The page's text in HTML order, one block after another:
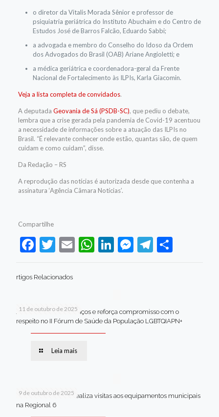
o diretor da Vitalis Morada Sênior e professor de
psiquiatria geriátrica do Instituto Abuchaim e do Centro de
Estudos José de Barros Falcão, Eduardo Sabbi;
a advogada e membro do Conselho do Idoso da Ordem
dos Advogados do Brasil (OAB) Ariane Angioletti; e
a médica geriátrica e coordenadora-geral da Frente
Nacional de Fortalecimento às ILPIs, Karla Giacomin.
Veja a lista completa de convidados.
A deputada Geovania de Sá (PSDB-SC), que pediu o debate,
lembra que a crise gerada pela pandemia de Covid-19 acentuou
a necessidade de informações sobre a atuação das ILPIs no
Brasil. “É relevante conhecer onde estão, quantas são, de quem
cuidam e como cuidam”, disse.
Da Redação – RS
A reprodução das notícias é autorizada desde que contenha a
assinatura ‘Agência Câmara Notícias’.
Compartilhe
Facebook
Twitter
EmailWhatsApp
LinkedIn
Messenger
Telegram
Share
rtigos Relacionados
11 de outubro de 2025
Jaboatão celebra avanços e reforça compromisso com o
respeito no II Fórum de Saúde da População LGBTQIAPN+
Leia mais
9 de outubro de 2025
Van dos secretários realiza visitas aos equipamentos municipais
na Regional 6